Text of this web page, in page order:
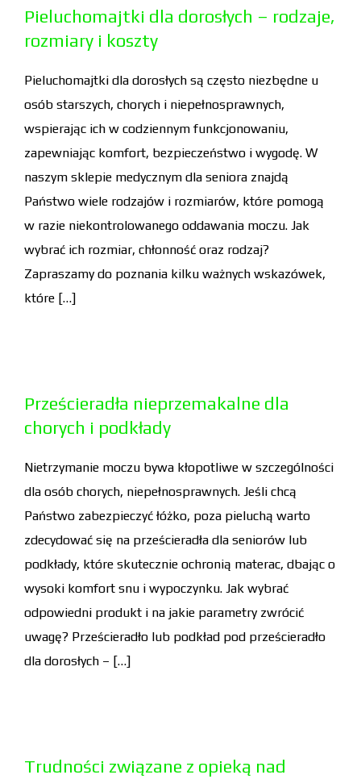
Pieluchomajtki dla dorosłych – rodzaje,
rozmiary i koszty
Pieluchomajtki dla dorosłych są często niezbędne u
osób starszych, chorych i niepełnosprawnych,
wspierając ich w codziennym funkcjonowaniu,
zapewniając komfort, bezpieczeństwo i wygodę. W
naszym sklepie medycznym dla seniora znajdą
Państwo wiele rodzajów i rozmiarów, które pomogą
w razie niekontrolowanego oddawania moczu. Jak
wybrać ich rozmiar, chłonność oraz rodzaj?
Zapraszamy do poznania kilku ważnych wskazówek,
które […]
Prześcieradła nieprzemakalne dla
chorych i podkłady
Nietrzymanie moczu bywa kłopotliwe w szczególności
dla osób chorych, niepełnosprawnych. Jeśli chcą
Państwo zabezpieczyć łóżko, poza pieluchą warto
zdecydować się na prześcieradła dla seniorów lub
podkłady, które skutecznie ochronią materac, dbając o
wysoki komfort snu i wypoczynku. Jak wybrać
odpowiedni produkt i na jakie parametry zwrócić
uwagę? Prześcieradło lub podkład pod prześcieradło
dla dorosłych – […]
Trudności związane z opieką nad